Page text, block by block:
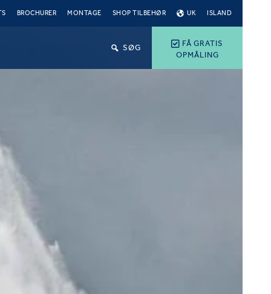
BROCHURER MONTAGE SHOP TILBEHØR UK ISLAND
FÅ GRATIS
OPMÅLING
SØG